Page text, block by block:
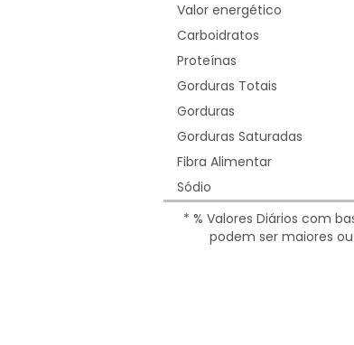
Valor energético
Carboidratos
Proteínas
Gorduras Totais
Gorduras
Gorduras Saturadas
Fibra Alimentar
Sódio
* % Valores Diários com
podem ser maiores